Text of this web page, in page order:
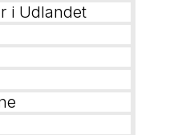
i Udlandet